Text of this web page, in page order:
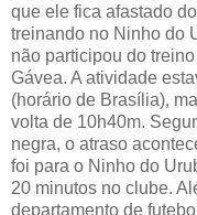
que ele fica afastado
treinando no Ninho do
não participou do
Gávea. A atividade
(horário de Brasília),
volta de 10h40m.
negra, o atraso
foi para o Ninho do
20 minutos no clube.
departamento de